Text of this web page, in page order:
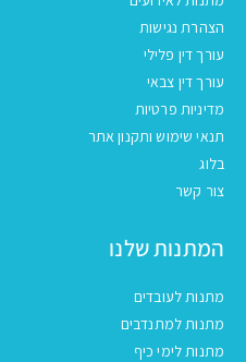
הצהרת נגישות
עורך דין פלילי
עורך דין צבאי
מדיניות פרטיות
תנאי שימוש ותקנון אתר
בלוג
צור קשר
המתנות שלנו
מתנות לעובדים
מתנות למתנדבים
מתנות לימי כיף